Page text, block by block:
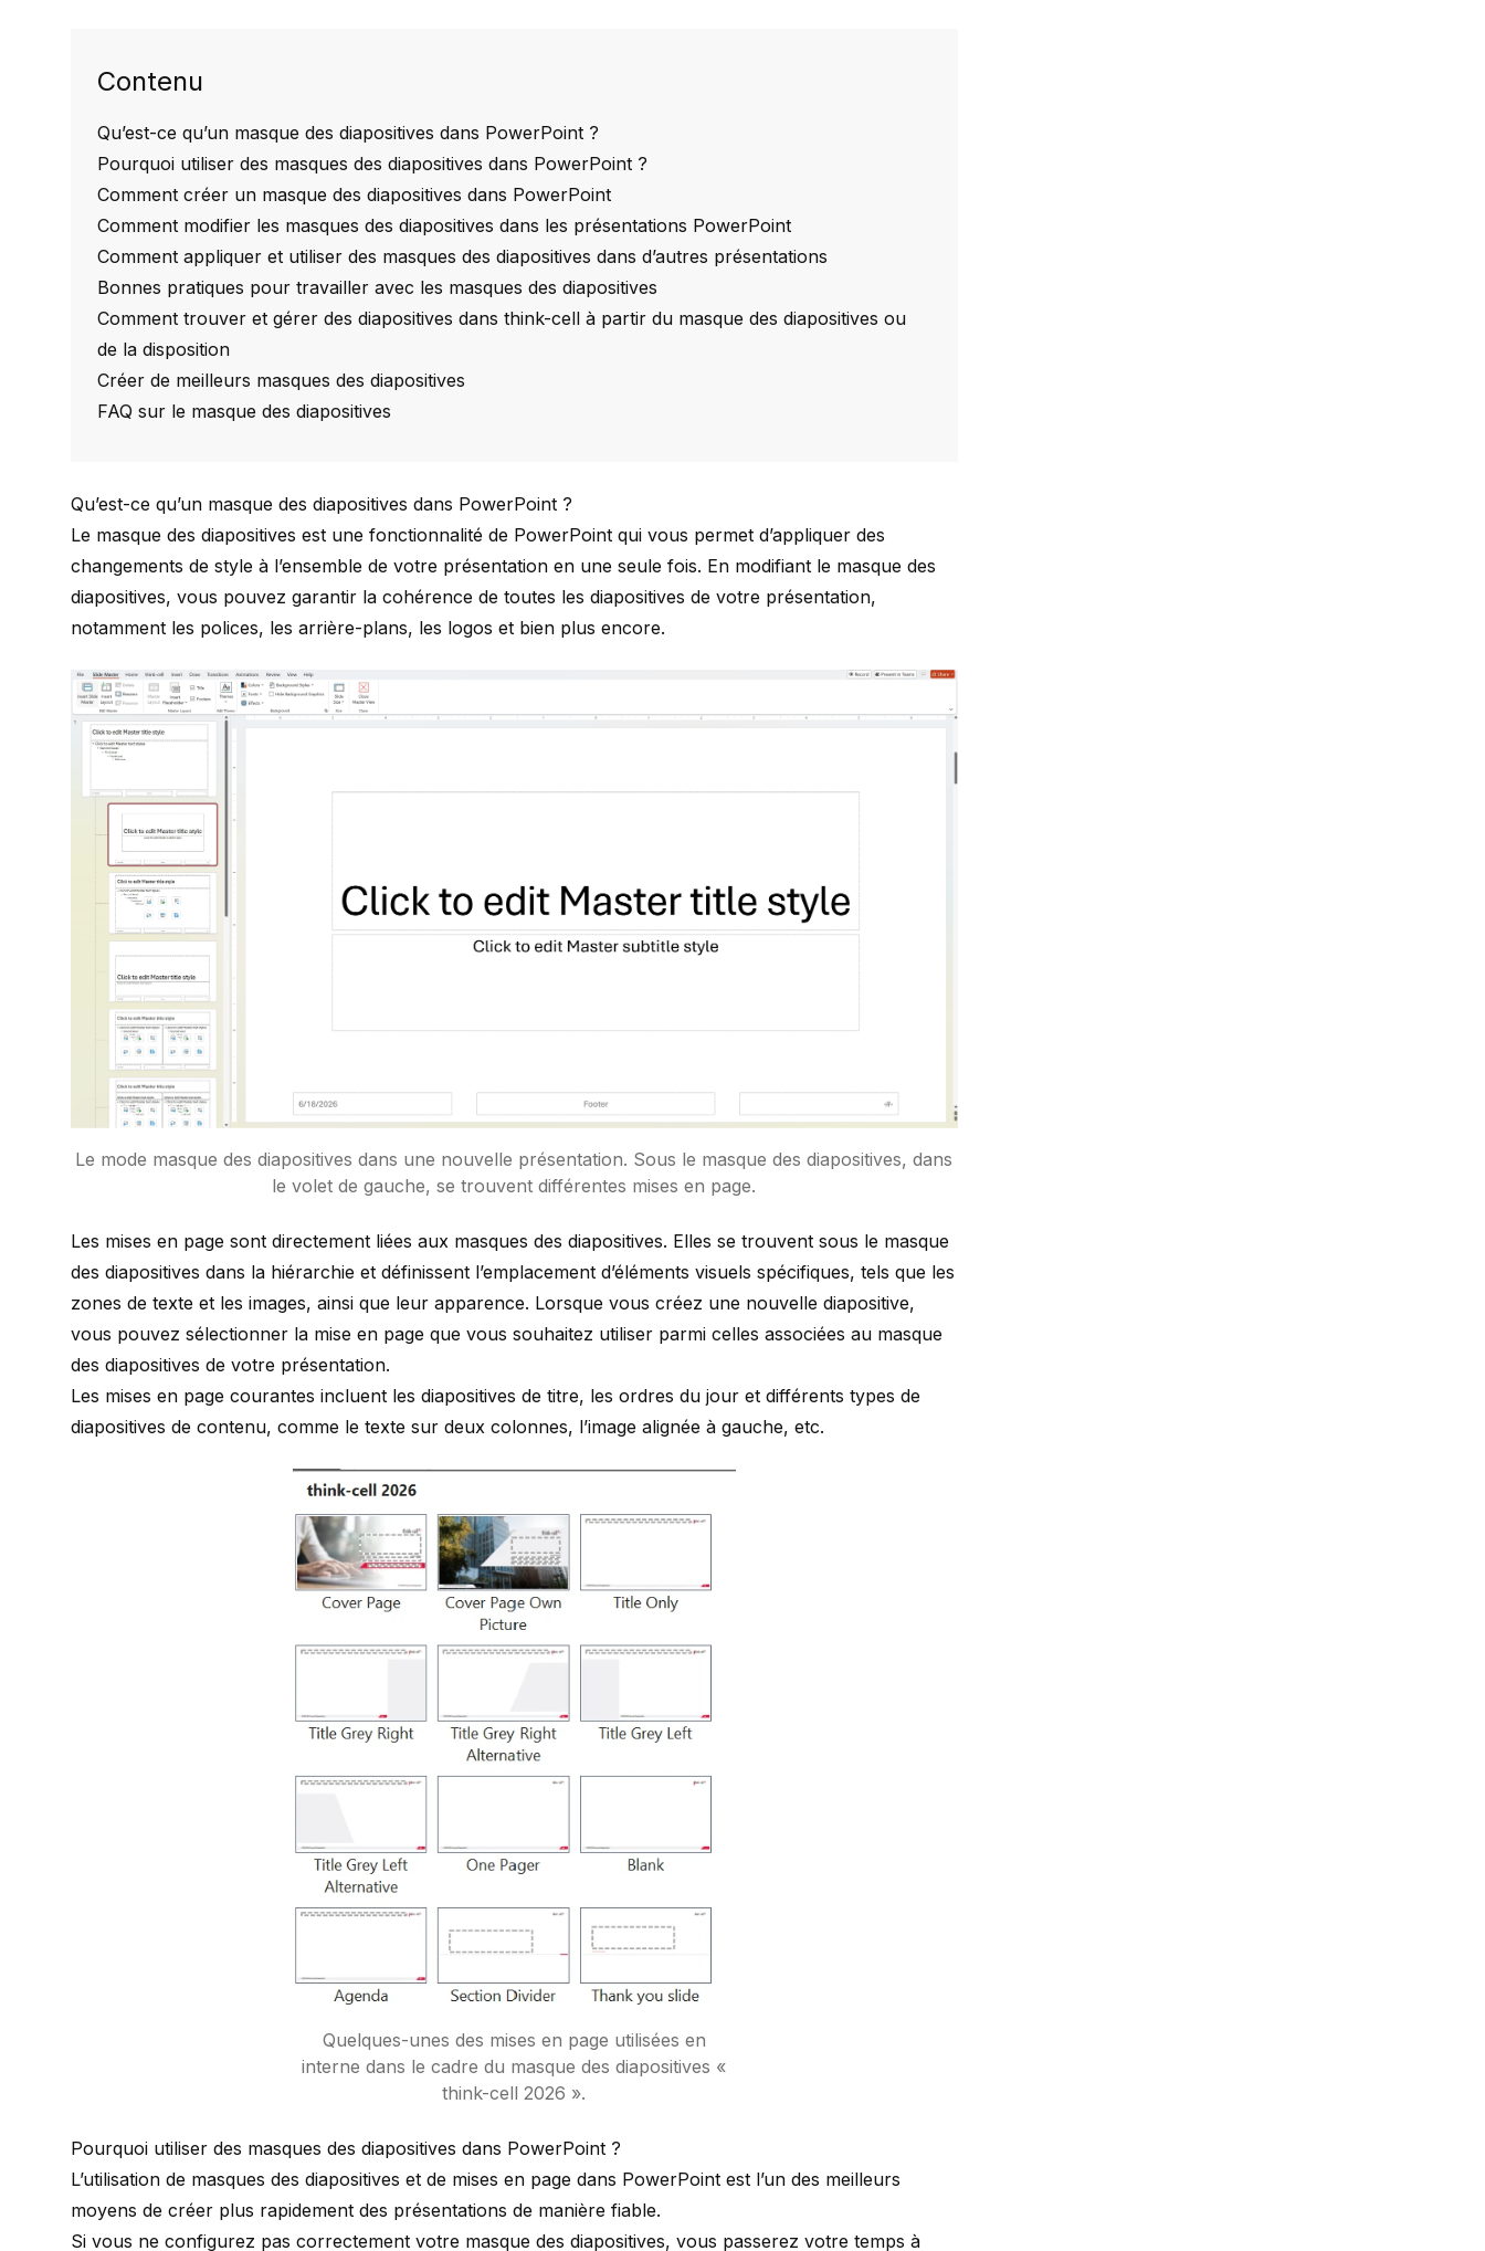
Contenu
Qu’est-ce qu’un masque des diapositives dans PowerPoint ?
Pourquoi utiliser des masques des diapositives dans PowerPoint ?
Comment créer un masque des diapositives dans PowerPoint
Comment modifier les masques des diapositives dans les présentations PowerPoint
Comment appliquer et utiliser des masques des diapositives dans d’autres présentations
Bonnes pratiques pour travailler avec les masques des diapositives
Comment trouver et gérer des diapositives dans think-cell à partir du masque des diapositives ou
de la disposition
Créer de meilleurs masques des diapositives
FAQ sur le masque des diapositives
Qu’est-ce qu’un masque des diapositives dans PowerPoint ?
Le masque des diapositives est une fonctionnalité de PowerPoint qui vous permet d’appliquer des
changements de style à l’ensemble de votre présentation en une seule fois. En modifiant le masque des
diapositives, vous pouvez garantir la cohérence de toutes les diapositives de votre présentation,
notamment les polices, les arrière-plans, les logos et bien plus encore.
Le mode masque des diapositives dans une nouvelle présentation. Sous le masque des diapositives, dans
le volet de gauche, se trouvent différentes mises en page.
Les mises en page sont directement liées aux masques des diapositives. Elles se trouvent sous le masque
des diapositives dans la hiérarchie et définissent l’emplacement d’éléments visuels spécifiques, tels que les
zones de texte et les images, ainsi que leur apparence. Lorsque vous créez une nouvelle diapositive,
vous pouvez sélectionner la mise en page que vous souhaitez utiliser parmi celles associées au masque
des diapositives de votre présentation.
Les mises en page courantes incluent les diapositives de titre, les ordres du jour et différents types de
diapositives de contenu, comme le texte sur deux colonnes, l’image alignée à gauche, etc.
Quelques-unes des mises en page utilisées en
interne dans le cadre du masque des diapositives «
think-cell 2026 ».
Pourquoi utiliser des masques des diapositives dans PowerPoint ?
L’utilisation de masques des diapositives et de mises en page dans PowerPoint est l’un des meilleurs
moyens de créer plus rapidement des présentations de manière fiable.
Si vous ne configurez pas correctement votre masque des diapositives, vous passerez votre temps à